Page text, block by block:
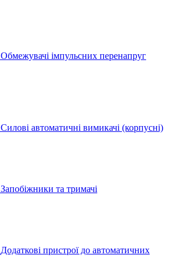
Обмежувачі імпульсних перенапруг
Силові автоматичні вимикачі (корпусні)
Запобіжники та тримачі
Додаткові пристрої до автоматичних